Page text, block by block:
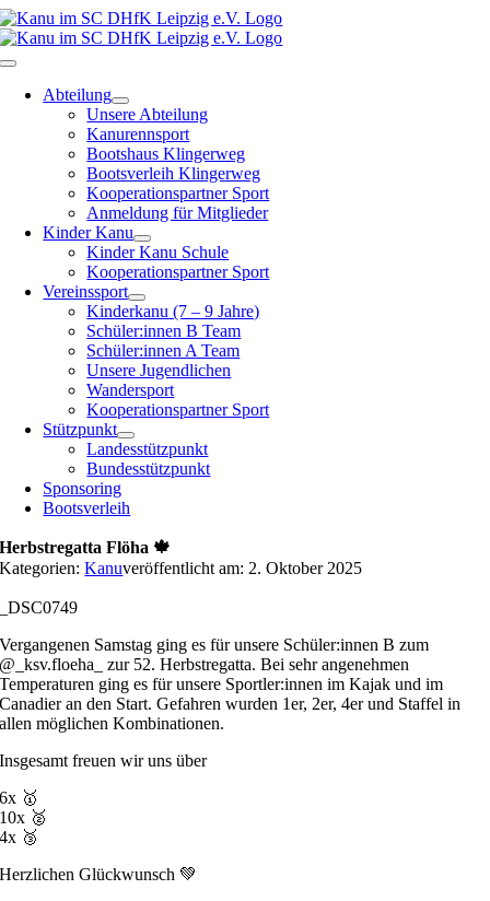
Zum
Inhalt
springen
Toggle
NavigationAbteilung
Unsere Abteilung
Kanurennsport
Bootshaus Klingerweg
Bootsverleih Klingerweg
Kooperationspartner Sport
Anmeldung für Mitglieder
Kinder Kanu
Kinder Kanu Schule
Kooperationspartner Sport
Vereinssport
Kinderkanu (7 – 9 Jahre)
Schüler:innen B Team
Schüler:innen A Team
Unsere Jugendlichen
Wandersport
Kooperationspartner Sport
Stützpunkt
Landesstützpunkt
Bundesstützpunkt
Sponsoring
Bootsverleih
Herbstregatta Flöha 🍁
Kategorien:Kanuveröffentlicht am: 2. Oktober 2025
_DSC0749
Vergangenen Samstag ging es für unsere Schüler:innen B zum
@_ksv.floeha_ zur 52. Herbstregatta. Bei sehr angenehmen
Temperaturen ging es für unsere Sportler:innen im Kajak und im
Canadier an den Start. Gefahren wurden 1er, 2er, 4er und Staffel in
allen möglichen Kombinationen.
Insgesamt freuen wir uns über
6x 🥇
10x 🥈
4x 🥉
Herzlichen Glückwunsch 💚